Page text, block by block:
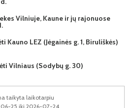
Vilniuje, Kaune ir jų rajonuose
Kauno LEZ (Jėgainės g. 1, Biruliškės)
Vilniaus (Sodybų g. 30)
taikyta laikotarpiu
25 iki 2026-07-24